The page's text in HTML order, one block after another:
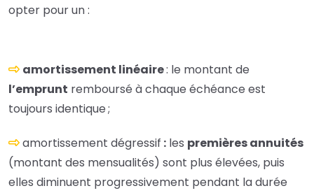
opter pour un :
amortissement linéaire: le montant de
l’emprunt remboursé à chaque échéance est
toujours identique ;
amortissement dégressif : les premières annuités
(montant des mensualités) sont plus élevées, puis
elles diminuent progressivement pendant la durée